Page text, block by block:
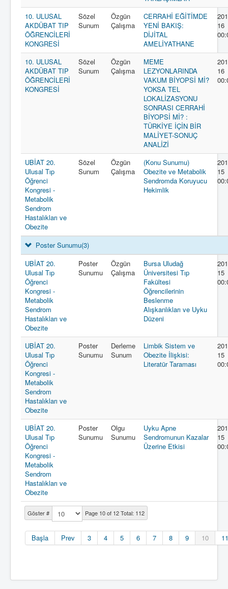
Göster # Page 10 of 12 Total: 112
Başla Prev 3 4 5 6 7 8 9 10 11
10. ULUSAL
AKDÜBAT TIP
ÖĞRENCİLERİ
KONGRESİ
Sözel
Sunum
Özgün
Çalışma
CERRAHİ EĞİTİMDE
YENİ BAKIŞ:
DİJİTAL
AMELİYATHANE
16
10. ULUSAL
AKDÜBAT TIP
ÖĞRENCİLERİ
KONGRESİ
Sözel
Sunum
Özgün
Çalışma
MEME
LEZYONLARINDA
VAKUM BİYOPSİ Mİ?
YOKSA TEL
LOKALİZASYONU
SONRASI CERRAHİ
BİYOPSİ Mİ? :
TÜRKİYE İÇİN BİR
MALİYET-SONUÇ
ANALİZİ
16
UBİAT 20.
Ulusal Tıp
Öğrenci
Kongresi -
Metabolik
Sendrom
Hastalıkları ve
Obezite
Sözel
Sunum
Özgün
Çalışma
(Konu Sunumu)
Obezite ve Metabolik
Sendromda Koruyucu
Hekimlik
15
Poster Sunumu(3)
UBİAT 20.
Ulusal Tıp
Öğrenci
Kongresi -
Metabolik
Sendrom
Hastalıkları ve
Obezite
Poster
Sunumu
Özgün
Çalışma
Bursa Uludağ
Üniversitesi Tıp
Fakültesi
Öğrencilerinin
Beslenme
Alışkanlıkları ve Uyku
Düzeni
15
UBİAT 20.
Ulusal Tıp
Öğrenci
Kongresi -
Metabolik
Sendrom
Hastalıkları ve
Obezite
Poster
Sunumu
Derleme
Sunum
Limbik Sistem ve
Obezite İlişkisi:
Literatür Taraması
15
UBİAT 20.
Ulusal Tıp
Öğrenci
Kongresi -
Metabolik
Sendrom
Hastalıkları ve
Obezite
Poster
Sunumu
Olgu
Sunumu
Uyku Apne
Sendromunun Kazalar
Üzerine Etkisi
15